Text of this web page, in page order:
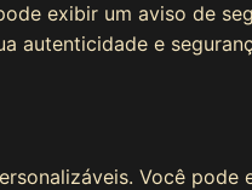
exibir um aviso de
autenticidade e
Você pode